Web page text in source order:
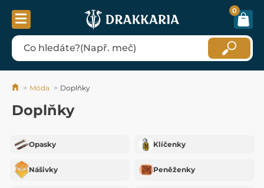
0
Móda Doplňky
Doplňky
Opasky Klíčenky
Nášivky Peněženky